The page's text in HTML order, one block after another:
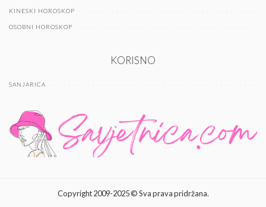
KINESKI HOROSKOP
OSOBNI HOROSKOP
KORISNO
SANJARICA
Copyright 2009-2025 © Sva prava pridržana.